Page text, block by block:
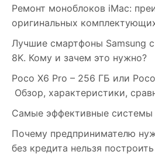
Ремонт моноблоков iMac:
оригинальных
Лучшие смартфоны Samsung
8K. Кому и зачем это нужно?
Poco X6 Pro – 256 ГБ или
Обзор, характеристики,
Самые эффективные системы
Почему предпринимателю
без кредита нельзя